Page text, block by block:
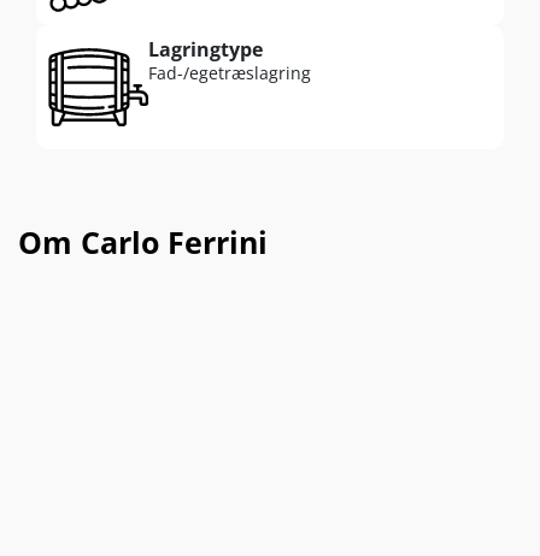
Lagringtype
Fad-/egetræslagring
Om Carlo Ferrini